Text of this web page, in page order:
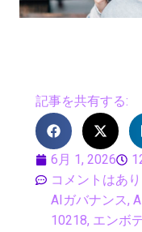
記事を共有する:
6月 1, 2026
コメントはあ
AIガバナンス,
10218, エンボ